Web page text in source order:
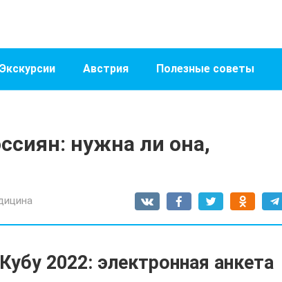
Экскурсии Австрия Полезные советы
нужна ли она,
2022: электронная анкета